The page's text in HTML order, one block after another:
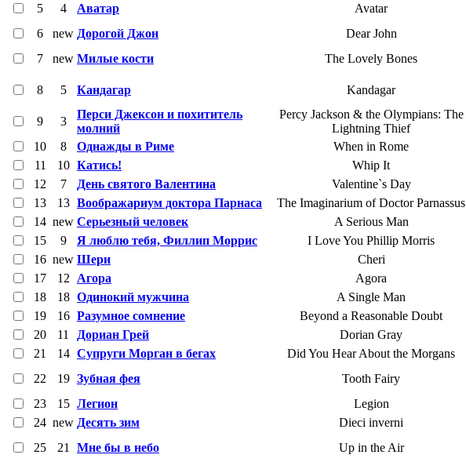
5
4 Аватар Avatar
6
new Дорогой Джон Dear John
7
new Милые кости The Lovely Bones
8 5 Кандагар Kandagar
9 3
Перси Джексон и похититель
молний
Percy Jackson & the Olympians: The
Lightning Thief
10
8 Однажды в Риме When in Rome
11
10 Катись! Whip It
12
7 День святого Валентина Valentine`s Day
13
13 Воображариум доктора Парнаса The Imaginarium of Doctor Parnassus
14 new Серьезный человек A Serious Man
15
9 Я люблю тебя, Филлип Моррис I Love You Phillip Morris
16 new Шери Cheri
17
12 Агора Agora
18
18 Одинокий мужчина A Single Man
19
16 Разумное сомнение Beyond a Reasonable Doubt
20
11 Дориан Грей Dorian Gray
21
14 Супруги Морган в бегах Did You Hear About the Morgans
22
19 Зубная фея Tooth Fairy
23
15 Легион Legion
24 new Десять зим Dieci inverni
25
21 Мне бы в небо Up in the Air